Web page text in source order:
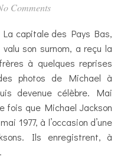
Comments
son surnom, a reçu la
à quelques reprises
photos de Michael à
devenue célèbre. Mai
fois que Michael Jackson
1977, à l’occasion d’une
Ils enregistrent, à